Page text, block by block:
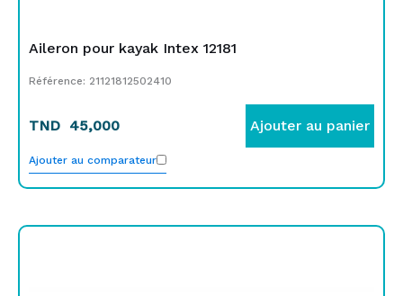
Aileron pour kayak Intex 12181
Référence: 21121812502410
TND 45,000 Ajouter au panier
Ajouter au comparateur